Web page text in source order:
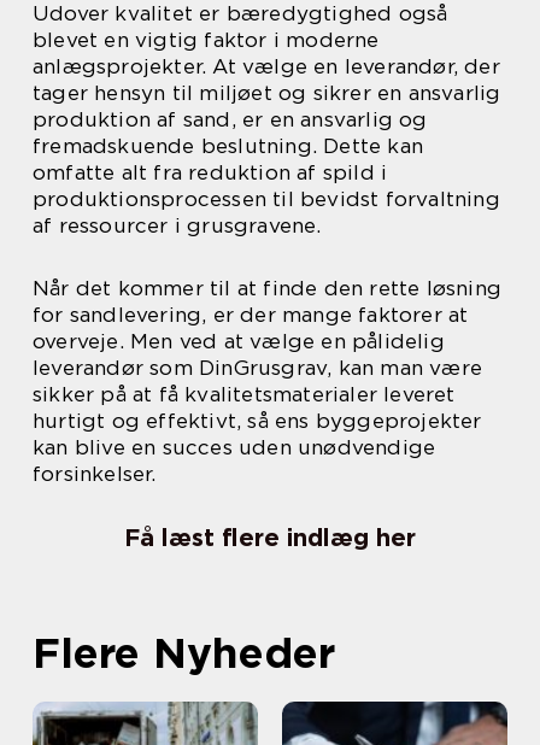
Udover kvalitet er bæredygtighed også
blevet en vigtig faktor i moderne
anlægsprojekter. At vælge en leverandør, der
tager hensyn til miljøet og sikrer en ansvarlig
produktion af sand, er en ansvarlig og
fremadskuende beslutning. Dette kan
omfatte alt fra reduktion af spild i
produktionsprocessen til bevidst forvaltning
af ressourcer i grusgravene.
Når det kommer til at finde den rette løsning
for sandlevering, er der mange faktorer at
overveje. Men ved at vælge en pålidelig
leverandør som DinGrusgrav, kan man være
sikker på at få kvalitetsmaterialer leveret
hurtigt og effektivt, så ens byggeprojekter
kan blive en succes uden unødvendige
forsinkelser.
Få læst flere indlæg her
Flere Nyheder